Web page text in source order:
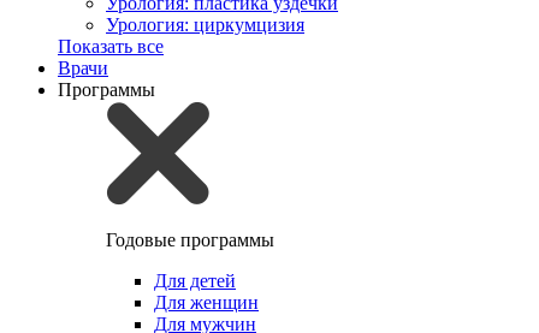
Урология: циркумцизия
Показать все
Врачи
Программы
Годовые программы
Для детей
Для женщин
Для мужчин